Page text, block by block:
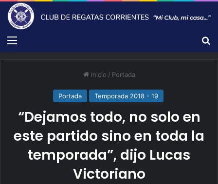
Menú
Inicio / Portada
Portada Temporada 2018 - 19
“Dejamos todo, no solo en
este partido sino en toda la
temporada”, dijo Lucas
Victoriano